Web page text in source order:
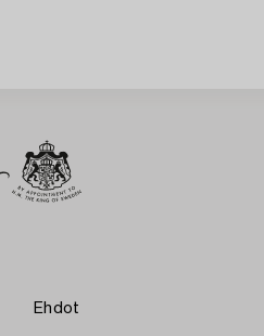
Ehdot